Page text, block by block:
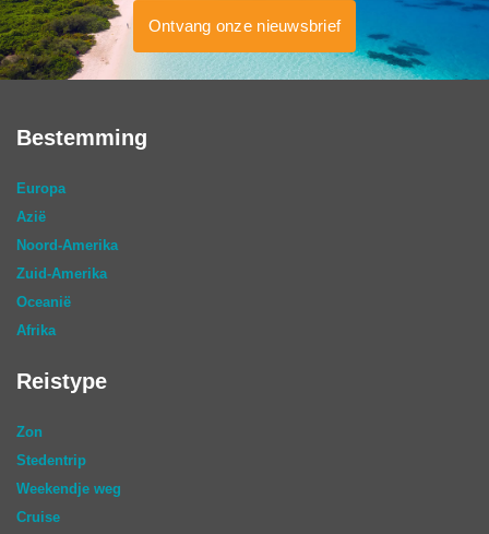
Ontvang onze nieuwsbrief
Bestemming
Europa
Azië
Noord-Amerika
Zuid-Amerika
Oceanië
Afrika
Reistype
Zon
Stedentrip
Weekendje weg
Cruise